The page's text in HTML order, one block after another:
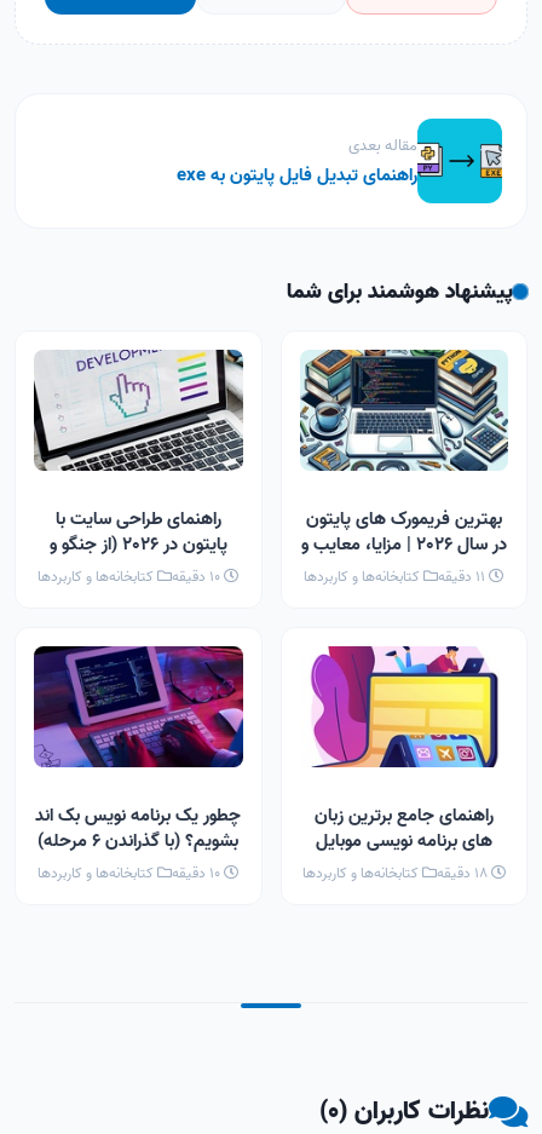
مقاله بعدی
راهنمای تبدیل فایل پایتون به exe
پیشنهاد هوشمند برای شما
بهترین فریمورک های پایتون
در سال 2026 | مزایا، معایب و
کاربرد ها
11 دقیقه کتابخانه‌ها و کاربردها
راهنمای طراحی سایت با
پایتون در 2026 (از جنگو و
فلسک تا کسب درآمد) 10 دقیقه کتابخانه‌ها و کاربردها
راهنمای جامع برترین زبان
های برنامه نویسی موبایل
(2026) + مزایا، معایب و
18 دقیقه کتابخانه‌ها و کاربردها
چطور یک برنامه نویس بک اند
بشویم؟ (با گذراندن 6 مرحله)
10 دقیقه کتابخانه‌ها و کاربردها
نظرات کاربران (0)